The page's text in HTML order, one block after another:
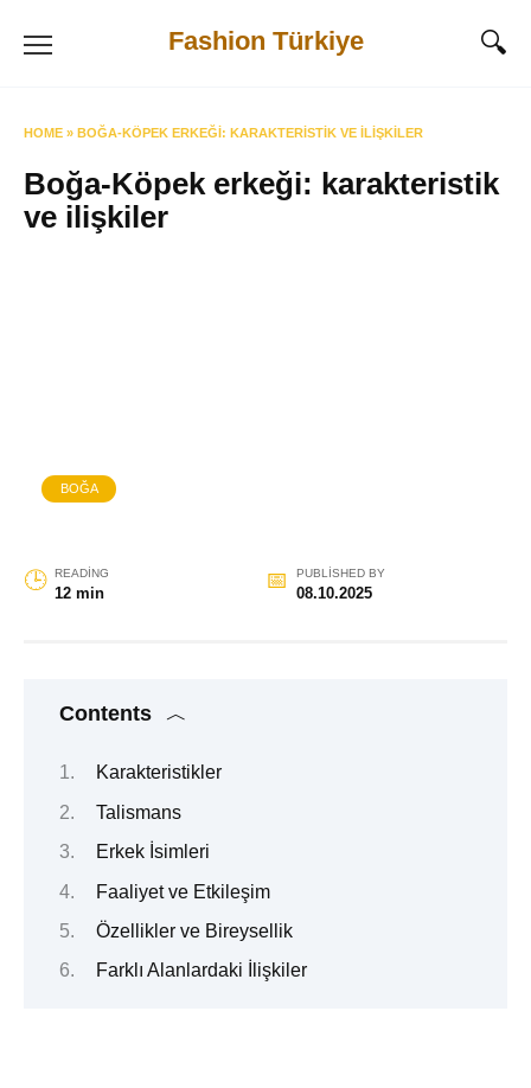
Fashion Türkiye
HOME » BOĞA-KÖPEK ERKEĞI: KARAKTERISTIK VE ILIŞKILER
Boğa-Köpek erkeği: karakteristik
ve ilişkiler
BOĞA
READING
12 min
PUBLISHED BY
08.10.2025
Contents
Karakteristikler
Talismans
Erkek İsimleri
Faaliyet ve Etkileşim
Özellikler ve Bireysellik
Farklı Alanlardaki İlişkiler